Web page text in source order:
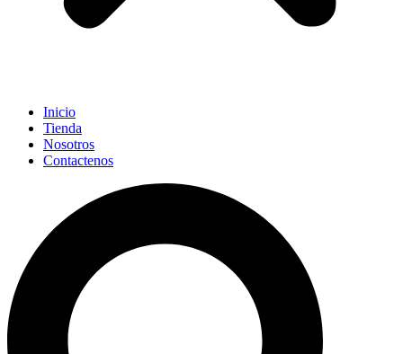
Inicio
Tienda
Nosotros
Contactenos